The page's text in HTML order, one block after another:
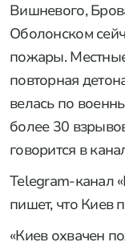
Вишневого,
Оболонском
пожары.
повторная
велась по
более 30
говорится в
Telegram-канал
пишет, что Киев
«Киев охвачен